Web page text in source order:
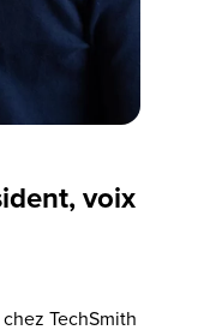
voix
TechSmith